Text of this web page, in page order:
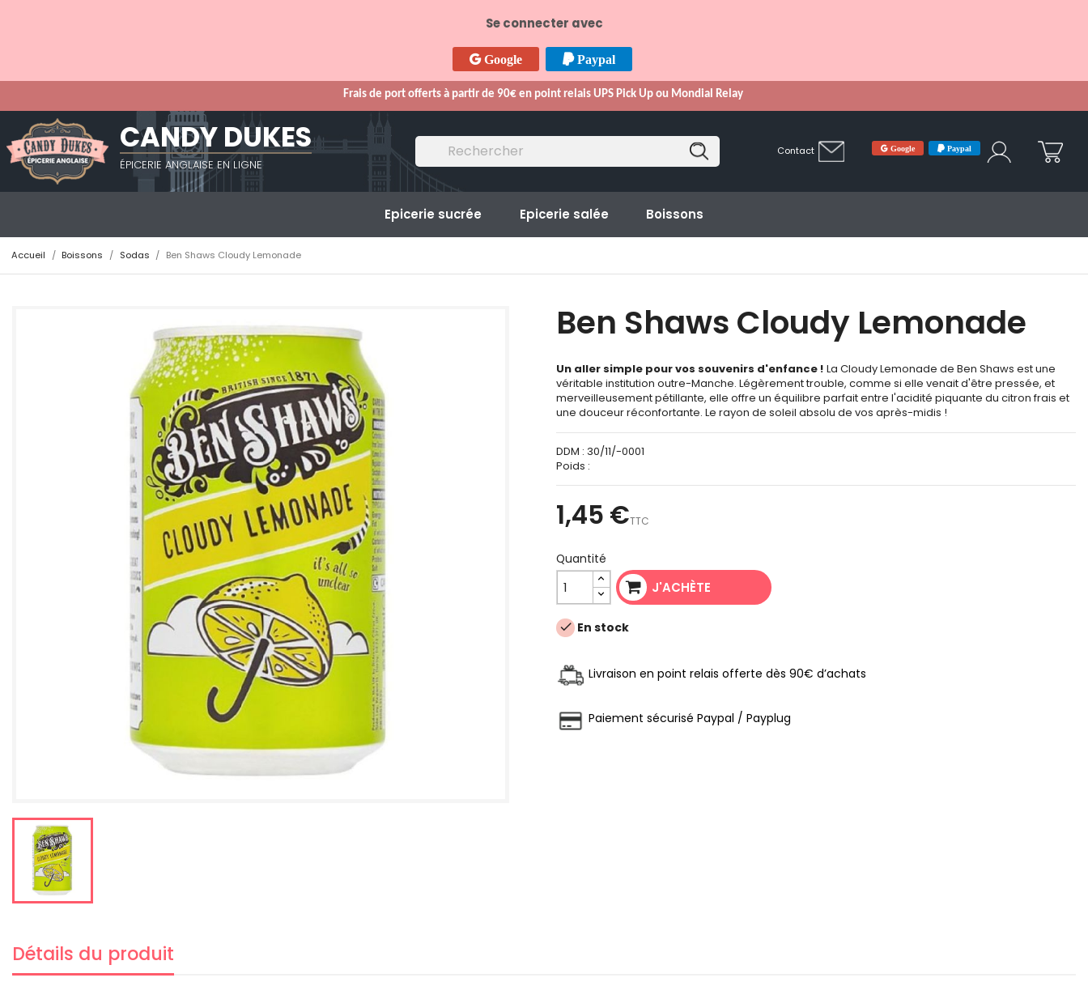
Se connecter avec
Google Paypal
Frais de port offerts à partir de 90€ en point relais UPS Pick Up ou Mondial Relay
CANDY DUKES
ÉPICERIE ANGLAISE EN LIGNE
Contact Google Paypal
Epicerie sucrée Epicerie salée Boissons
Accueil Boissons Sodas Ben Shaws Cloudy Lemonade
Ben Shaws Cloudy Lemonade
Un aller simple pour vos souvenirs d'enfance ! La Cloudy Lemonade de Ben Shaws est une
véritable institution outre-Manche. Légèrement trouble, comme si elle venait d'être pressée, et
merveilleusement pétillante, elle offre un équilibre parfait entre l'acidité piquante du citron frais et
une douceur réconfortante. Le rayon de soleil absolu de vos après-midis !
DDM : 30/11/-0001
Poids :
1,45 €TTC
Quantité
J'ACHÈTE
 En stock
Livraison en point relais offerte dès 90€ d’achats
Paiement sécurisé Paypal / Payplug
Détails du produit